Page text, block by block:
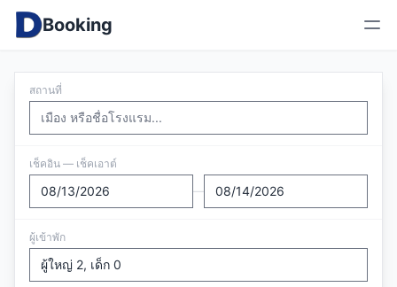
Booking
สถานที่
เช็คอิน — เช็คเอาต์
—
ผู้เข้าพัก